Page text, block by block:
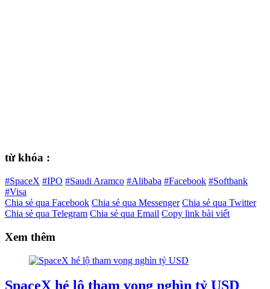
từ khóa :
#SpaceX #IPO #Saudi Aramco #Alibaba #Facebook #Softbank
#Visa
Chia sẻ qua Facebook Chia sẻ qua Messenger Chia sẻ qua Twitter
Chia sẻ qua Telegram Chia sẻ qua Email Copy link bài viết
Xem thêm
SpaceX hé lộ tham vọng nghìn tỷ USD